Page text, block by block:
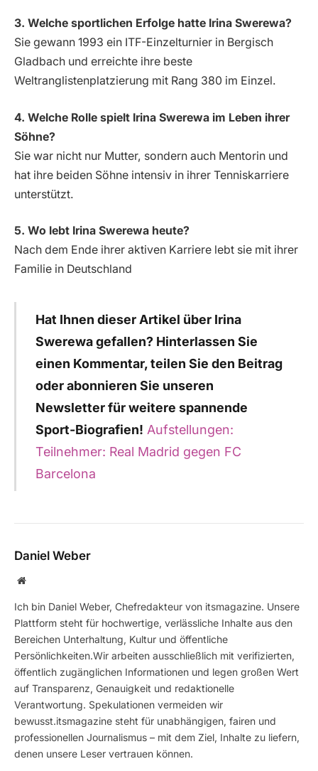
3. Welche sportlichen Erfolge hatte Irina Swerewa?
Sie gewann 1993 ein ITF-Einzelturnier in Bergisch
Gladbach und erreichte ihre beste
Weltranglistenplatzierung mit Rang 380 im Einzel.
4. Welche Rolle spielt Irina Swerewa im Leben ihrer
Söhne?
Sie war nicht nur Mutter, sondern auch Mentorin und
hat ihre beiden Söhne intensiv in ihrer Tenniskarriere
unterstützt.
5. Wo lebt Irina Swerewa heute?
Nach dem Ende ihrer aktiven Karriere lebt sie mit ihrer
Familie in Deutschland
Hat Ihnen dieser Artikel über Irina
Swerewa gefallen? Hinterlassen Sie
einen Kommentar, teilen Sie den Beitrag
oder abonnieren Sie unseren
Newsletter für weitere spannende
Sport-Biografien! Aufstellungen:
Teilnehmer: Real Madrid gegen FC
Barcelona
Daniel Weber
Website
Ich bin Daniel Weber, Chefredakteur von itsmagazine. Unsere
Plattform steht für hochwertige, verlässliche Inhalte aus den
Bereichen Unterhaltung, Kultur und öffentliche
Persönlichkeiten.Wir arbeiten ausschließlich mit verifizierten,
öffentlich zugänglichen Informationen und legen großen Wert
auf Transparenz, Genauigkeit und redaktionelle
Verantwortung. Spekulationen vermeiden wir
bewusst.itsmagazine steht für unabhängigen, fairen und
professionellen Journalismus – mit dem Ziel, Inhalte zu liefern,
denen unsere Leser vertrauen können.